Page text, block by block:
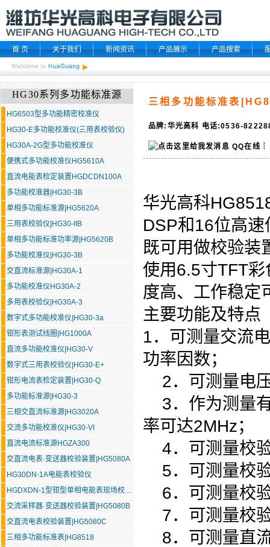
首 页 关于我们 新闻资讯 产品展示 产品搜索
HG30系列多功能标准源
HG6503型多功能精密校准仪
HG30-E多功能校准仪(三用表校验仪)
HG30A-2G型多功能校准仪
便携式多功能校准仪HG5610A
直流电能表检定装置HGDCDN100A
多功能校准器|HG30-3B
单相多功能标准源|HG5620A
三用表校验仪|HG30-IIB
单相多功能标准功率源|HG5620B
多功能校准仪|HG30-3B
交直流标准源|HG30A-1
多功能校准仪HG30A-2
多用表校验仪|HG30A-3
数字式多功能校准仪|HG30-3a
钳形表测试线圈|HG1000A
直流多功能校准仪|HG30-V
数字式三用表校验仪|HG30-E+
钳形电流表检定装置|HG30-Q
多功能标准源|HG30-3
三相交直流标准源|HG3020A
交流多功能校准仪|HG30-VI
直流电流标准源HGZA300
交直流电表·变送器校验装置|HG5080A
HG30DN-1A电能表校验仪
HGDXDN-1型钳型单相电能表现场校验仪
交流采样器·变送器校验装置|HG5080B
交直流电表校验装置|HG5080C
三相多功能标准表|HG8518
三相多功能标准表
品牌:华光高科 电话:0536-
QQ在线
华光高科
DSP和16位高
既可用做校验装
使用6.5寸TFT
度高、工作稳定
主要功能及特点
1．可测量交流
功率因数；
2．可测量电
3．作为测量
率可达2MHz；
4．可测量校
5．可测量校
6．可测量校
7．可测量校
8．可测量直